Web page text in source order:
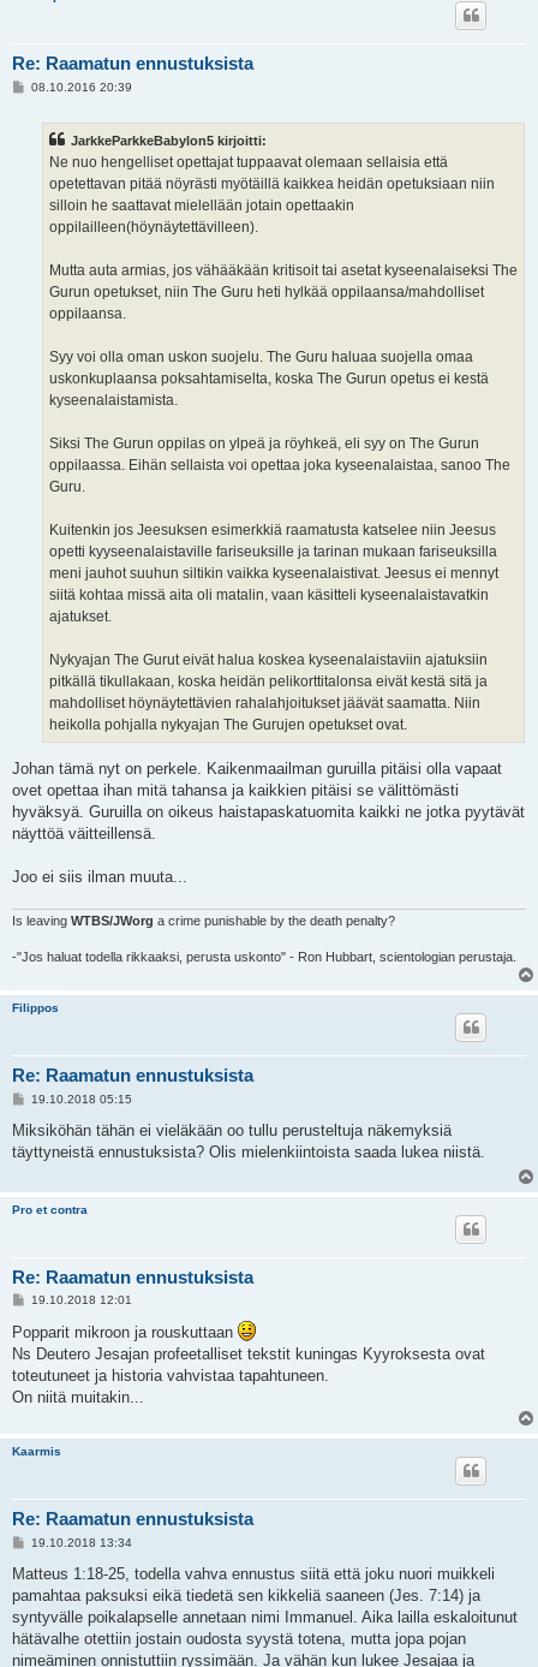
Re: Raamatun ennustuksista
V08.10.2016 20:39
JarkkeParkkeBabylon5 kirjoitti:
Ne nuo hengelliset opettajat tuppaavat olemaan sellaisia että
opetettavan pitää nöyrästi myötäillä kaikkea heidän opetuksiaan niin
silloin he saattavat mielellään jotain opettaakin
oppilailleen(höynäytettävilleen).
Mutta auta armias, jos vähääkään kritisoit tai asetat kyseenalaiseksi The
Gurun opetukset, niin The Guru heti hylkää oppilaansa/mahdolliset
oppilaansa.
Syy voi olla oman uskon suojelu. The Guru haluaa suojella omaa
uskonkuplaansa poksahtamiselta, koska The Gurun opetus ei kestä
kyseenalaistamista.
Siksi The Gurun oppilas on ylpeä ja röyhkeä, eli syy on The Gurun
oppilaassa. Eihän sellaista voi opettaa joka kyseenalaistaa, sanoo The
Guru.
Kuitenkin jos Jeesuksen esimerkkiä raamatusta katselee niin Jeesus
opetti kyyseenalaistaville fariseuksille ja tarinan mukaan fariseuksilla
meni jauhot suuhun siltikin vaikka kyseenalaistivat. Jeesus ei mennyt
siitä kohtaa missä aita oli matalin, vaan käsitteli kyseenalaistavatkin
ajatukset.
Nykyajan The Gurut eivät halua koskea kyseenalaistaviin ajatuksiin
pitkällä tikullakaan, koska heidän pelikorttitalonsa eivät kestä sitä ja
mahdolliset höynäytettävien rahalahjoitukset jäävät saamatta. Niin
heikolla pohjalla nykyajan The Gurujen opetukset ovat.
Johan tämä nyt on perkele. Kaikenmaailman guruilla pitäisi olla vapaat
ovet opettaa ihan mitä tahansa ja kaikkien pitäisi se välittömästi
hyväksyä. Guruilla on oikeus haistapaskatuomita kaikki ne jotka pyytävät
näyttöä väitteillensä.
Joo ei siis ilman muuta...
Is leaving WTBS/JWorg a crime punishable by the death penalty?
-"Jos haluat todella rikkaaksi, perusta uskonto" - Ron Hubbart, scientologian perustaja.
Filippos
Re: Raamatun ennustuksista
V
e
t
19.10.2018 05:15
Miksiköhän tähän ei vieläkään oo tullu perusteltuja näkemyksiä
täyttyneistä ennustuksista? Olis mielenkiintoista saada lukea niistä.
Pro et contra
Re: Raamatun ennustuksista
V
e
s
t
i
19.10.2018 12:01
Popparit mikroon ja rouskuttaan
Ns Deutero Jesajan profeetalliset tekstit kuningas Kyyroksesta ovat
toteutuneet ja historia vahvistaa tapahtuneen.
On niitä muitakin...
Kaarmis
Re: Raamatun ennustuksista
V
e
t
i
19.10.2018 13:34
Matteus 1:18-25, todella vahva ennustus siitä että joku nuori muikkeli
pamahtaa paksuksi eikä tiedetä sen kikkeliä saaneen (Jes. 7:14) ja
syntyvälle poikalapselle annetaan nimi Immanuel. Aika lailla eskaloitunut
hätävalhe otettiin jostain oudosta syystä totena, mutta jopa pojan
nimeäminen onnistuttiin ryssimään. Ja vähän kun lukee Jesajaa ja